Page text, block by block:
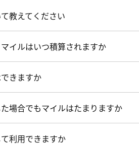
教えてください
イルはいつ積算されますか
きますか
場合でもマイルはたまりますか
利用できますか